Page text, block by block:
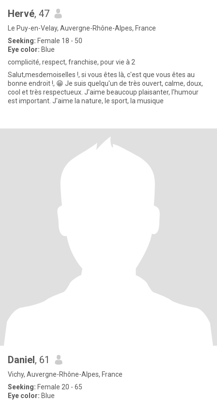
Hervé, 47
Le Puy-en-Velay, Auvergne-Rhône-Alpes, France
Seeking: Female 18 - 50
Eye color: Blue
complicité, respect, franchise, pour vie à 2
Salut,mesdemoiselles !, si vous êtes là, c'est que vous êtes au
bonne endroit !, 😁 Je suis quelqu'un de très ouvert, calme, doux,
cool et très respectueux. J'aime beaucoup plaisanter, l'humour
est important. J'aime la nature, le sport, la musique
Daniel, 61
Vichy, Auvergne-Rhône-Alpes, France
Seeking: Female 20 - 65
Eye color: Blue